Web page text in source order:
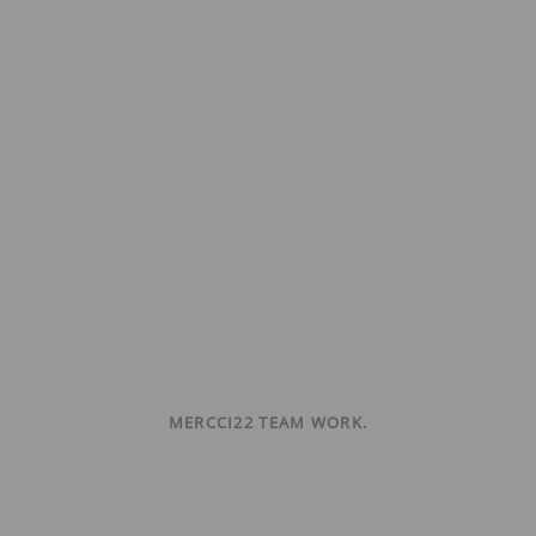
MERCCI22 TEAM WORK.